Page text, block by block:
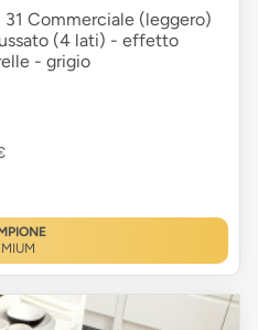
Commerciale (leggero)
(4 lati) - effetto
- grigio